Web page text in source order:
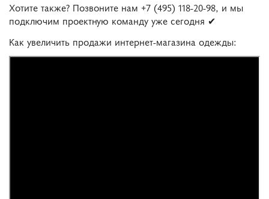
Хотите также? Позвоните нам +7 (495) 118-20-98, и мы
подключим проектную команду уже сегодня ✔
Как увеличить продажи интернет-магазина одежды: